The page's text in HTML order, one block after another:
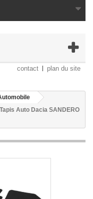
contact plan du site
Tapis Auto Dacia SANDERO